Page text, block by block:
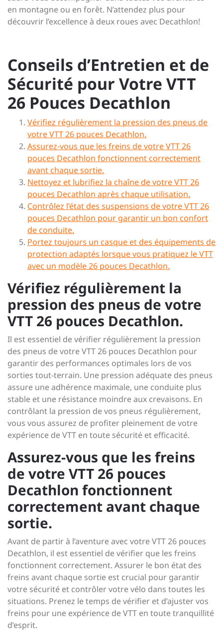
en montagne ou en forêt. N’attendez plus pour
découvrir l’excellence à deux roues avec Decathlon!
Conseils d’Entretien et de
Sécurité pour Votre VTT
26 Pouces Decathlon
Vérifiez régulièrement la pression des pneus de
votre VTT 26 pouces Decathlon.
Assurez-vous que les freins de votre VTT 26
pouces Decathlon fonctionnent correctement
avant chaque sortie.
Nettoyez et lubrifiez la chaîne de votre VTT 26
pouces Decathlon après chaque utilisation.
Contrôlez l’état des suspensions de votre VTT 26
pouces Decathlon pour garantir un bon confort
de conduite.
Portez toujours un casque et des équipements de
protection adaptés lorsque vous pratiquez le VTT
avec un modèle 26 pouces Decathlon.
Vérifiez régulièrement la
pression des pneus de votre
VTT 26 pouces Decathlon.
Il est essentiel de vérifier régulièrement la pression
des pneus de votre VTT 26 pouces Decathlon pour
garantir des performances optimales lors de vos
sorties tout-terrain. Une pression adéquate des pneus
assure une adhérence maximale, une conduite plus
stable et une résistance moindre aux crevaisons. En
contrôlant la pression de vos pneus régulièrement,
vous vous assurez de profiter pleinement de votre
expérience de VTT en toute sécurité et efficacité.
Assurez-vous que les freins
de votre VTT 26 pouces
Decathlon fonctionnent
correctement avant chaque
sortie.
Avant de partir à l’aventure avec votre VTT 26 pouces
Decathlon, il est essentiel de vérifier que les freins
fonctionnent correctement. Assurer le bon état des
freins avant chaque sortie est crucial pour garantir
votre sécurité et contrôler votre vélo dans toutes les
situations. Prenez le temps de vérifier et d’ajuster vos
freins pour une expérience de VTT en toute tranquillité
d’esprit.